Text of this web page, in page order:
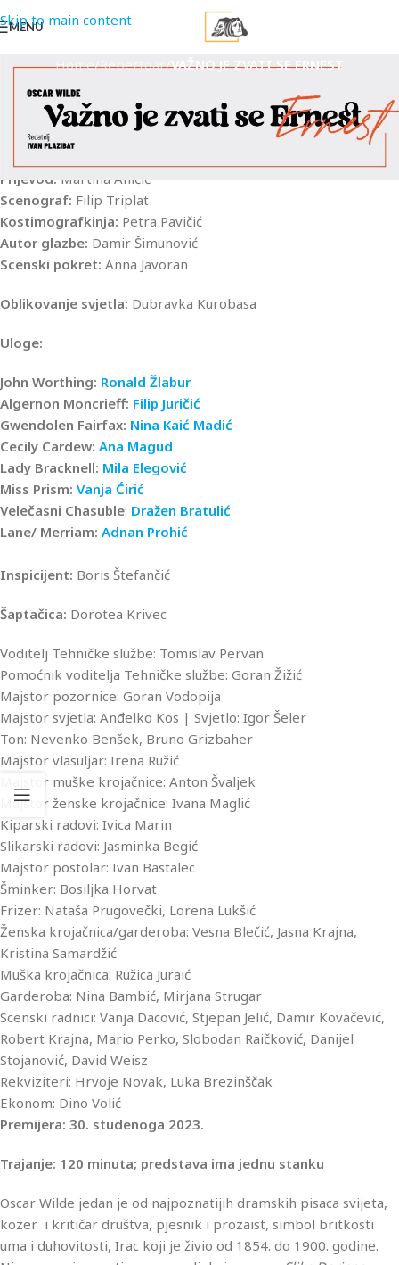
Skip to main content
MENU
Home/Repertoar/VAŽNO JE ZVATI SE ERNEST
Oscar Wilde:
VAŽNO JE ZVATI SE ERNEST
The Importance of Being Earnest
Prijevod: Martina Aničić
Scenograf: Filip Triplat
Kostimografkinja: Petra Pavičić
Autor glazbe: Damir Šimunović
Scenski pokret: Anna Javoran
Oblikovanje svjetla: Dubravka Kurobasa
Uloge:
John Worthing: Ronald Žlabur
Algernon Moncrieff: Filip Juričić
Gwendolen Fairfax: Nina Kaić Madić
Cecily Cardew: Ana Magud
Lady Bracknell: Mila Elegović
Miss Prism: Vanja Ćirić
Velečasni Chasuble: Dražen Bratulić
Lane/ Merriam: Adnan Prohić
Inspicijent: Boris Štefančić
Šaptačica: Dorotea Krivec
Voditelj Tehničke službe: Tomislav Pervan
Pomoćnik voditelja Tehničke službe: Goran Žižić
Majstor pozornice: Goran Vodopija
Majstor svjetla: Anđelko Kos | Svjetlo: Igor Šeler
Ton: Nevenko Benšek, Bruno Grizbaher
Majstor vlasuljar: Irena Ružić
Majstor muške krojačnice: Anton Švaljek
Majstor ženske krojačnice: Ivana Maglić
Kiparski radovi: Ivica Marin
Slikarski radovi: Jasminka Begić
Majstor postolar: Ivan Bastalec
Šminker: Bosiljka Horvat
Frizer: Nataša Prugovečki, Lorena Lukšić
Ženska krojačnica/garderoba: Vesna Blečić, Jasna Krajna,
Kristina Samardžić
Muška krojačnica: Ružica Juraić
Garderoba: Nina Bambić, Mirjana Strugar
Scenski radnici: Vanja Dacović, Stjepan Jelić, Damir Kovačević,
Robert Krajna, Mario Perko, Slobodan Raičković, Danijel
Stojanović, David Weisz
Rekviziteri: Hrvoje Novak, Luka Brezinščak
Ekonom: Dino Volić
Premijera: 30. studenoga 2023.
Trajanje: 120 minuta; predstava ima jednu stanku
Oscar Wilde jedan je od najpoznatijih dramskih pisaca svijeta,
kozer i kritičar društva, pjesnik i prozaist, simbol britkosti
uma i duhovitosti, Irac koji je živio od 1854. do 1900. godine.